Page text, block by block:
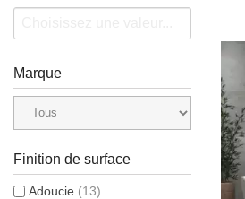
Marque
Finition de surface
Adoucie (13)